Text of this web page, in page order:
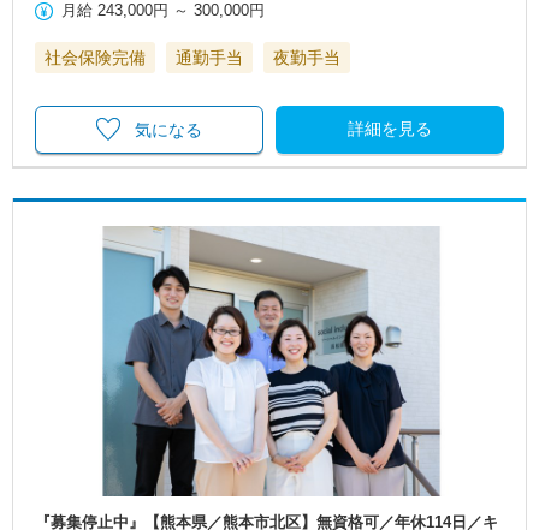
月給 243,000円 ～300,000円
社会保険完備 通勤手当 夜勤手当
詳細を見る
気になる
『募集停止中』【熊本県／熊本市北区】無資格可／年休114日／キ